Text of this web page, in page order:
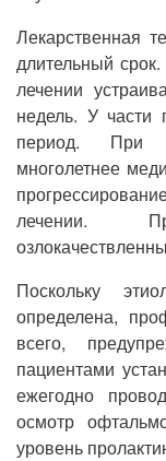
Лекарственная
длительный
лечении
недель. У части
период. При
многолетнее
лечении.
Поскольку
определена,
всего,
пациентами
ежегодно
осмотр
уровень